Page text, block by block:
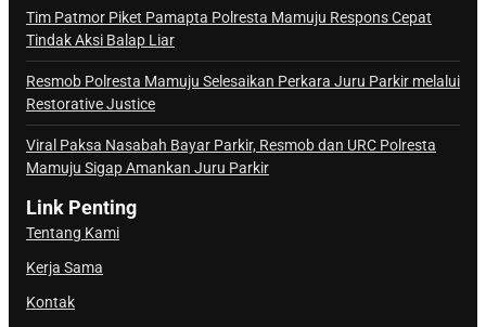
Tim Patmor Piket Pamapta Polresta Mamuju Respons Cepat
Tindak Aksi Balap Liar
Resmob Polresta Mamuju Selesaikan Perkara Juru Parkir melalui
Restorative Justice
Viral Paksa Nasabah Bayar Parkir, Resmob dan URC Polresta
Mamuju Sigap Amankan Juru Parkir
Link Penting
Tentang Kami
Kerja Sama
Kontak